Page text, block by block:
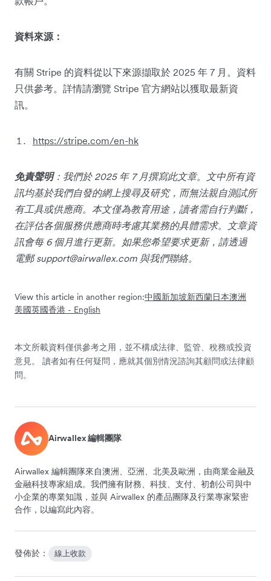
資料來源：
有關 Stripe 的資料從以下來源擷取於 2025 年 7 月。資料
只供參考。詳情請瀏覽 Stripe 官方網站以獲取最新資
訊。
https://stripe.com/en-hk
免責聲明：我們於 2025 年 7 月撰寫此文章。文中所有資
訊均基於我們自發的網上搜尋及研究，而無法親自測試所
有工具或供應商。本文僅為教育用途，讀者需自行判斷，
在評估各個服務供應商時考慮其業務的具體需求。文章資
訊會每 6 個月進行更新。如果您希望要求更新，請透過
電郵support@airwallex.com 與我們聯絡。
View this article in another region:中國新加坡新西蘭日本澳洲
美國英國香港 - English
本文所載資料僅供參考之用，並不構成法律、監管、稅務或投資
意見。 讀者如有任何疑問，應就其個別情況諮詢其顧問或法律顧
問。
Airwallex 編輯團隊
Airwallex 編輯團隊來自澳洲、亞洲、北美及歐洲，由商業金融及
金融科技專家組成。我們擁有財務、科技、支付、初創公司與中
小企業的專業知識，並與 Airwallex 的產品團隊及行業專家緊密
合作，以編寫此內容。
發佈於： 線上收款